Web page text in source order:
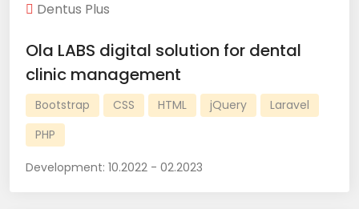
Dentus Plus
Ola LABS digital solution for dental
clinic management
Bootstrap CSS HTML jQuery
Laravel
PHP
Development: 10.2022 - 02.2023